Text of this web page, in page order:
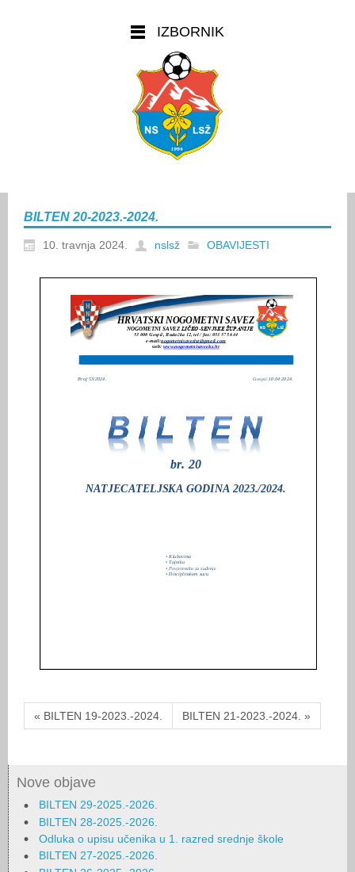
IZBORNIK
BILTEN 20-2023.-2024.
10. travnja 2024. nslsž OBAVIJESTI
« BILTEN 19-2023.-2024. BILTEN 21-2023.-2024. »
Nove objave
BILTEN 29-2025.-2026.
BILTEN 28-2025.-2026.
Odluka o upisu učenika u 1. razred srednje škole
BILTEN 27-2025.-2026.